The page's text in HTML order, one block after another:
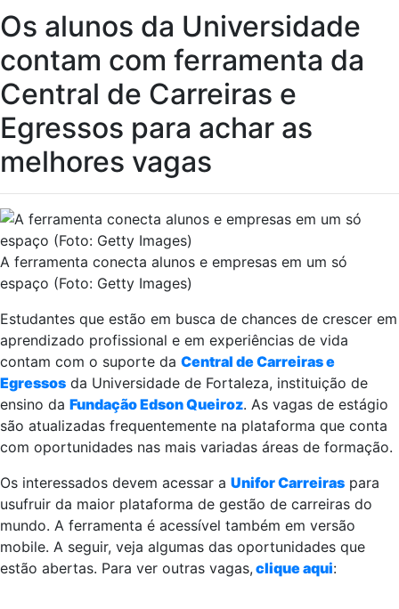
Os alunos da Universidade
contam com ferramenta da
Central de Carreiras e
Egressos para achar as
melhores vagas
A ferramenta conecta alunos e empresas em um só
espaço (Foto: Getty Images)
Estudantes que estão em busca de chances de crescer em
aprendizado profissional e em experiências de vida
contam com o suporte da Central de Carreiras e
Egressos da Universidade de Fortaleza, instituição de
ensino da Fundação Edson Queiroz. As vagas de estágio
são atualizadas frequentemente na plataforma que conta
com oportunidades nas mais variadas áreas de formação.
Os interessados devem acessar a Unifor Carreiras para
usufruir da maior plataforma de gestão de carreiras do
mundo. A ferramenta é acessível também em versão
mobile. A seguir, veja algumas das oportunidades que
estão abertas. Para ver outras vagas, clique aqui: